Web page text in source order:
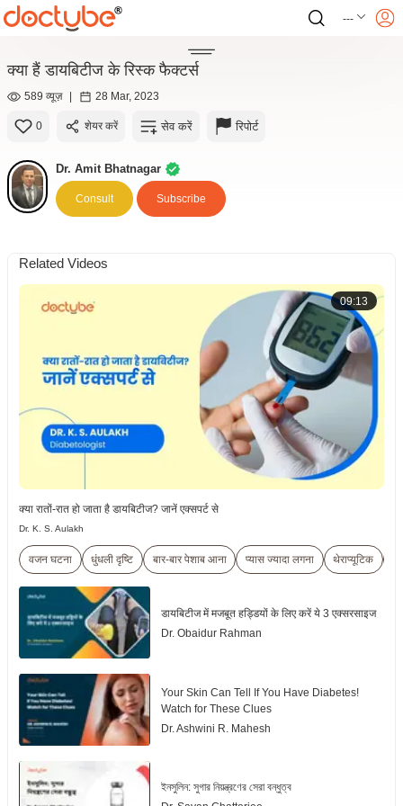
---
क्या हैं डायबिटीज के रिस्क फैक्टर्स
589 व्यूज़ | 28 Mar, 2023
0 शेयर करें सेव करें रिपोर्ट
Dr. Amit Bhatnagar
Consult Subscribe
Related Videos
09:13
क्या रातों-रात हो जाता है डायबिटीज? जानें एक्सपर्ट से
Dr. K. S. Aulakh
वजन घटना धुंधली दृष्टि बार-बार पेशाब आना प्यास ज्यादा लगना थेराप्यूटिक
डायबिटीज में मजबूत हड्डियों के लिए करें ये 3 एक्सरसाइज
Dr. Obaidur Rahman
Your Skin Can Tell If You Have Diabetes!
Watch for These Clues
Dr. Ashwini R. Mahesh
ইনসুলিন: সুগার নিয়ন্ত্রণের সেরা বন্ধুত্ব